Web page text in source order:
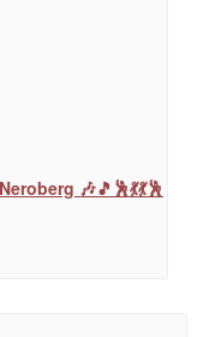
🎶🎵🕺💃💃🕺